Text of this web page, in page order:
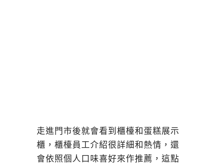
走進門市後就會看到櫃檯和蛋糕展示
櫃，櫃檯員工介紹很詳細和熱情，還
會依照個人口味喜好來作推薦，這點